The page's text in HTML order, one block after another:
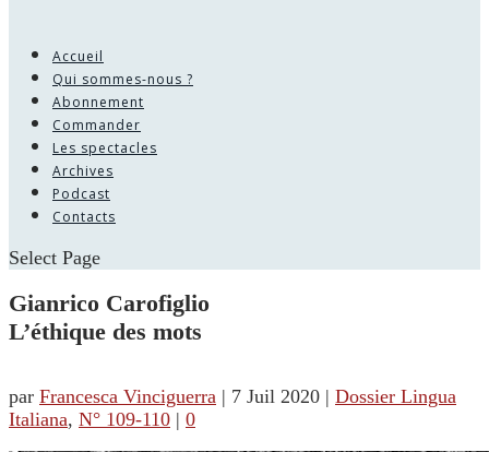
Accueil
Qui sommes-nous ?
Abonnement
Commander
Les spectacles
Archives
Podcast
Contacts
Select Page
Gianrico Carofiglio
L’éthique des mots
par Francesca Vinciguerra | 7 Juil 2020 | Dossier Lingua
Italiana, N° 109-110 | 0